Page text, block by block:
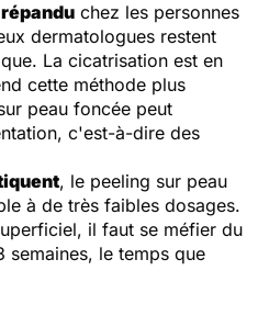
chez les personnes
dermatologues restent
La cicatrisation est en
cette méthode plus
peau foncée peut
c'est-à-dire des
, le peeling sur peau
à de très faibles dosages.
il faut se méfier du
semaines, le temps que